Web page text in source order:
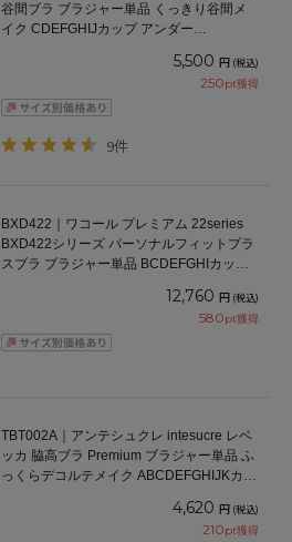
谷間ブラ ブラジャー単品 くっきり谷間メ
イク CDEFGHIJカップ アンダー
5,500 円 (税込)
250pt獲得
9件
BXD422｜ワコール プレミアム 22series
BXD422シリーズ パーソナルフィットプラ
スブラ ブラジャー単品 BCDEFGHIカップ
12,760 円 (税込)
580pt獲得
TBT002A｜アンテシュクレ intesucre レベ
ッカ 脇高ブラ Premium ブラジャー単品 ふ
っくらデコルテメイク ABCDEFGHIJKカッ
4,620 円 (税込)
210pt獲得